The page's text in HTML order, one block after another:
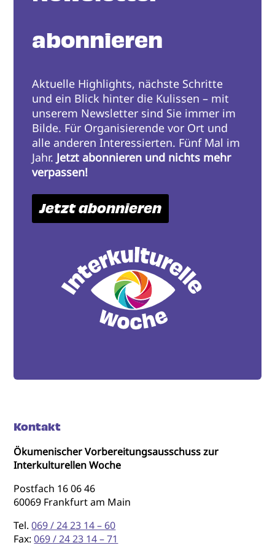
abonnieren
Aktuelle Highlights, nächste Schritte
und ein Blick hinter die Kulissen – mit
unserem Newsletter sind Sie immer im
Bilde. Für Organisierende vor Ort und
alle anderen Interessierten. Fünf Mal im
Jahr. Jetzt abonnieren und nichts mehr
verpassen!
Jetzt abonnieren
Kontakt
Ökumenischer Vorbereitungsausschuss zur
Interkulturellen Woche
Postfach 16 06 46
60069 Frankfurt am Main
Tel.069 / 24 23 14 – 60
Fax:069 / 24 23 14 – 71